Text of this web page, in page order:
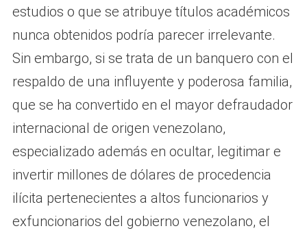
estudios o que se atribuye títulos académicos
nunca obtenidos podría parecer irrelevante.
Sin embargo, si se trata de un banquero con el
respaldo de una influyente y poderosa familia,
que se ha convertido en el mayor defraudador
internacional de origen venezolano,
especializado además en ocultar, legitimar e
invertir millones de dólares de procedencia
ilícita pertenecientes a altos funcionarios y
exfuncionarios del gobierno venezolano, el